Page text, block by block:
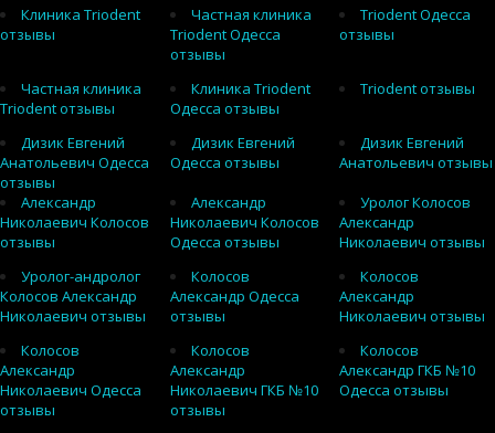
Клиника Triodent
отзывы
Частная клиника
Triodent Одесса
отзывы
Triodent Одесса
отзывы
Частная клиника
Triodent отзывы
Клиника Triodent
Одесса отзывы
Triodent отзывы
Дизик Евгений
Анатольевич Одесса
отзывы
Дизик Евгений
Одесса отзывы
Дизик Евгений
Анатольевич отзывы
Александр
Николаевич Колосов
отзывы
Александр
Николаевич Колосов
Одесса отзывы
Уролог Колосов
Александр
Николаевич отзывы
Уролог-андролог
Колосов Александр
Николаевич отзывы
Колосов
Александр Одесса
отзывы
Колосов
Александр
Николаевич отзывы
Колосов
Александр
Николаевич Одесса
отзывы
Колосов
Александр
Николаевич ГКБ №10
отзывы
Колосов
Александр ГКБ №10
Одесса отзывы